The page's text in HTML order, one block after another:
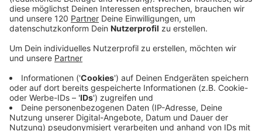
Gute Arbeit, die niemand kennt, gewinnt keinen
Markt.
Die meisten Unternehmen, mit denen ich arbeite,
haben kein Qualitätsproblem. Sie sind besser als ihr
Ruf. Nur weiß das draußen niemand.
Alle zwei Wochen schreibe ich einen Gedanken
darüber, wie sich das ändern lässt. Ein Thema, kein
Sammelbrief.